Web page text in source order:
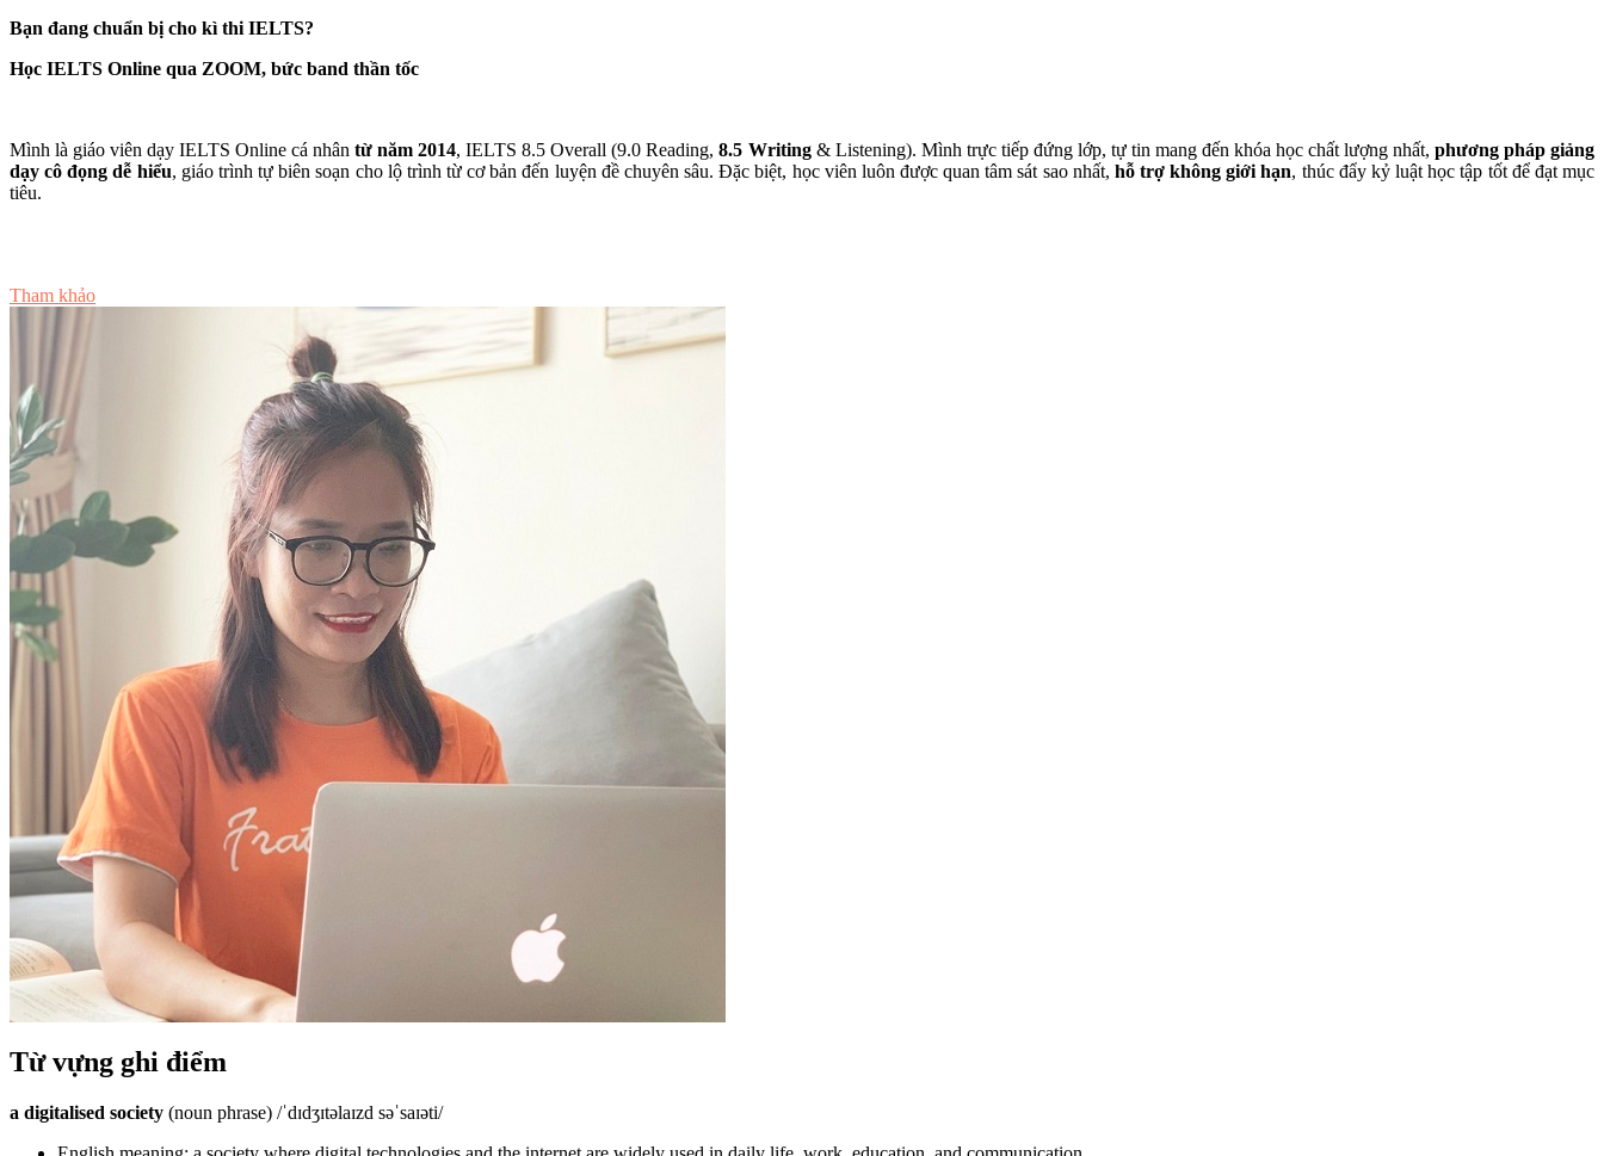
Bạn đang chuẩn bị cho kì thi IELTS?
Học IELTS Online qua ZOOM, bức band thần tốc
Mình là giáo viên dạy IELTS Online cá nhântừ năm 2014, IELTS 8.5 Overall (9.0 Reading,8.5 Writing& Listening). Mình trực tiếp đứng lớp, tự tin mang đến khóa học chất lượng nhất, phương pháp giảng
dạy cô đọng dễ hiểu, giáo trình tự biên soạn cho lộ trình từ cơ bản đến luyện đề chuyên sâu. Đặc biệt, học viên luôn được quan tâm sát sao nhất, hỗ trợ không giới hạn, thúc đẩy kỷ luật học tập tốt để đạt mục
tiêu.
Tham khảo
Từ vựng ghi điểm
a digitalised society (noun phrase) /ˈdɪdʒɪtəlaɪzd səˈsaɪəti/